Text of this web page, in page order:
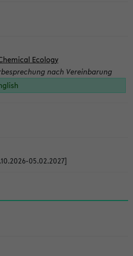
Ecology
nach Vereinbarung
05.02.2027]